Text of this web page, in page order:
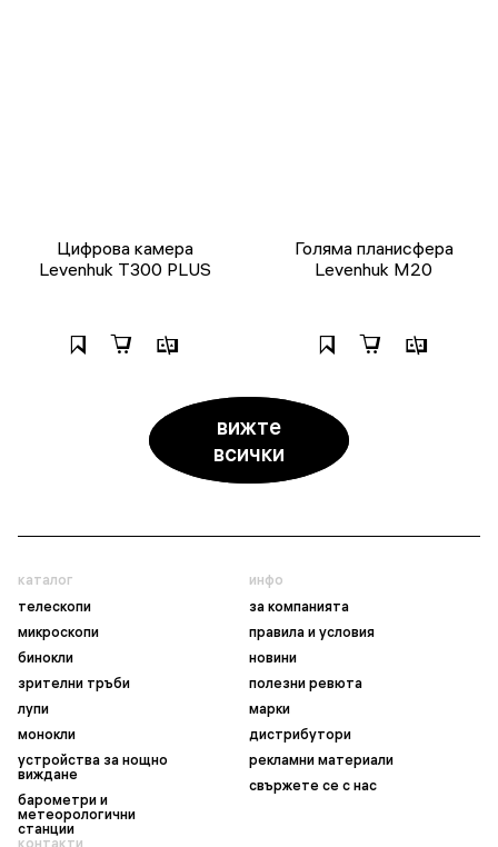
Цифрова камера
Levenhuk T300 PLUS
Голяма планисфера
Levenhuk M20
вижте
всички
каталог
телескопи
микроскопи
бинокли
зрителни тръби
лупи
монокли
устройства за нощно
виждане
барометри и
метеорологични
станции
инфо
за компанията
правила и условия
новини
полезни ревюта
марки
дистрибутори
рекламни материали
свържете се с нас
контакти